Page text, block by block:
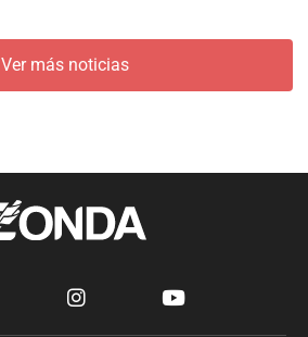
Ver más noticias